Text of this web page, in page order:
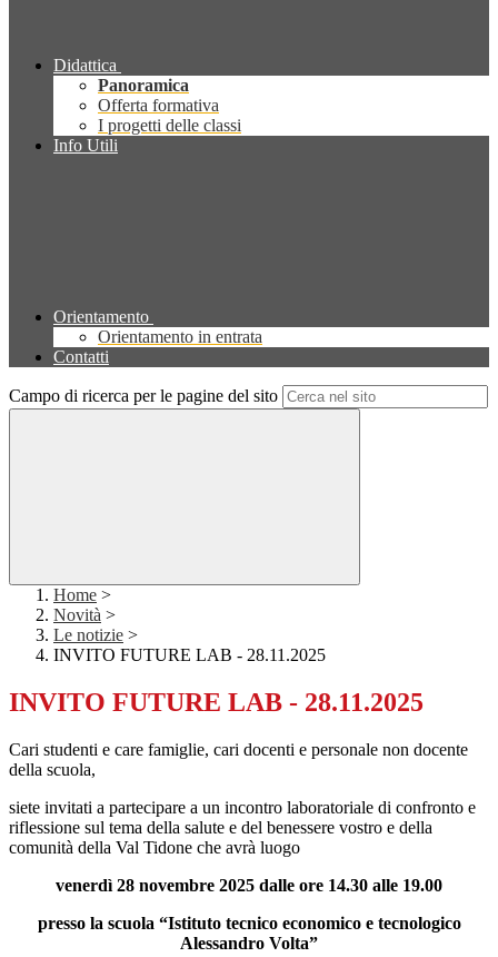
Didattica
Panoramica
Offerta formativa
I progetti delle classi
Info Utili
Orientamento
Orientamento in entrata
Contatti
Campo di ricerca per le pagine del sito
Home >
Novità >
Le notizie >
INVITO FUTURE LAB - 28.11.2025
INVITO FUTURE LAB - 28.11.2025
Cari studenti e care famiglie, cari docenti e personale non docente
della scuola,
siete invitati a partecipare a un incontro laboratoriale di confronto e
riflessione sul tema della salute e del benessere vostro e della
comunità della Val Tidone che avrà luogo
venerdì 28 novembre 2025 dalle ore 14.30 alle 19.00
presso la scuola “Istituto tecnico economico e tecnologico
Alessandro Volta”